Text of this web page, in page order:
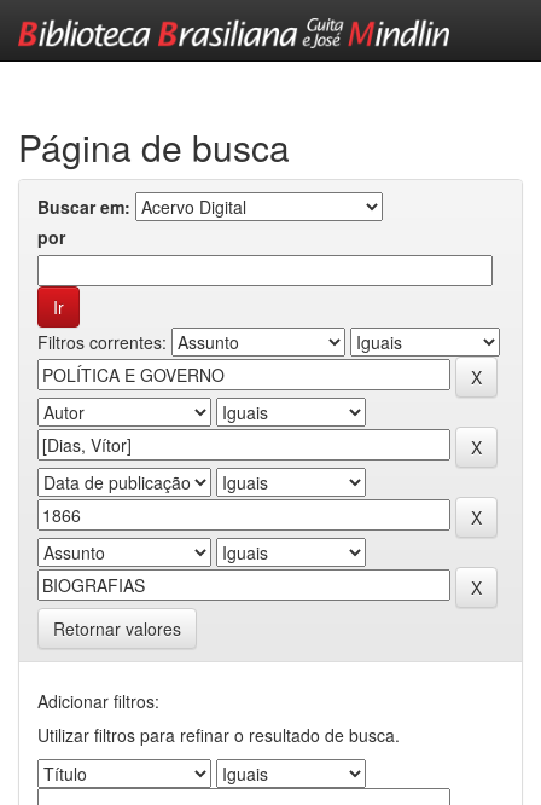
Página de busca
Buscar em:
por
Filtros correntes:
Retornar valores
Adicionar filtros:
Utilizar filtros para refinar o resultado de busca.